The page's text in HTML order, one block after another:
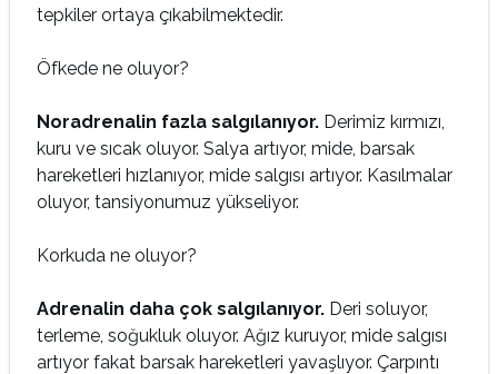
tepkiler ortaya çıkabil­mektedir.
Öfkede ne oluyor?
Noradrenalin fazla salgılanıyor. Derimiz kırmızı,
kuru ve sıcak oluyor. Salya artıyor, mide, barsak
hareketleri hızlanıyor, mide salgısı artıyor. Kasılmalar
oluyor, tansiyonumuz yükseli­yor.
Korkuda ne oluyor?
Adrenalin daha çok salgılanıyor. Deri soluyor,
terleme, so­ğukluk oluyor. Ağız kuruyor, mide salgısı
artıyor fakat barsak hareketleri yavaşlıyor. Çarpıntı